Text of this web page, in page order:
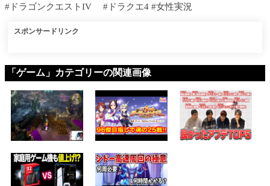
#ドラゴンクエストIV #ドラクエ4 #女性実況
スポンサードリンク
「ゲーム」カテゴリーの関連画像